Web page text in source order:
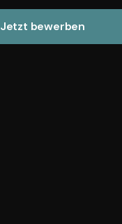
Jetzt bewerben